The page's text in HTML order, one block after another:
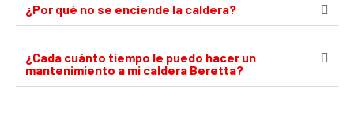
¿Por qué no se enciende la caldera?
¿Cada cuánto tiempo le puedo hacer un
mantenimiento a mi caldera Beretta?